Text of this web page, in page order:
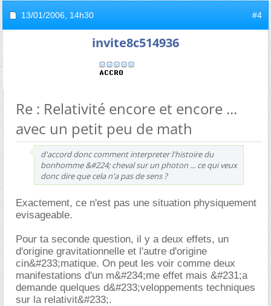
13/01/2006, 14h30 #4
invite8c514936
Re : Relativité encore et encore ...
avec un petit peu de math
d'accord donc comment interpreter l'histoire du
bonhomme &#224; cheval sur un photon ... ce qui veux
donc dire que cela n'a pas de sens ?
Exactement, ce n'est pas une situation physiquement
evisageable.
Pour ta seconde question, il y a deux effets, un
d'origine gravitationnelle et l'autre d'origine
cin&#233;matique. On peut les voir comme deux
manifestations d'un m&#234;me effet mais &#231;a
demande quelques d&#233;veloppements techniques
sur la relativit&#233;.